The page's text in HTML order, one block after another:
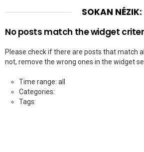
SOKAN NÉZIK:
No posts match the widget
Please check if there are posts that match
not, remove the wrong ones in the widget
Time range: all
Categories:
Tags: